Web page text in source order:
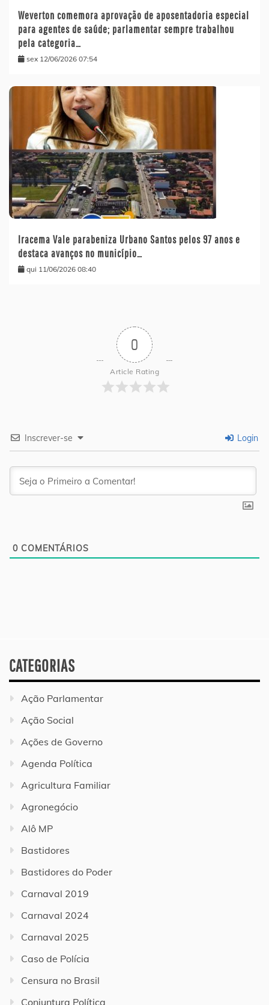
Weverton comemora aprovação de aposentadoria especial
para agentes de saúde; parlamentar sempre trabalhou
pela categoria…
sex 12/06/2026 07:54
Iracema Vale parabeniza Urbano Santos pelos 97 anos e
destaca avanços no município…
qui 11/06/2026 08:40
0
Article Rating
Inscrever-se Login
0 COMENTÁRIOS
CATEGORIAS
Ação Parlamentar
Ação Social
Ações de Governo
Agenda Política
Agricultura Familiar
Agronegócio
Alô MP
Bastidores
Bastidores do Poder
Carnaval 2019
Carnaval 2024
Carnaval 2025
Caso de Polícia
Censura no Brasil
Conjuntura Política